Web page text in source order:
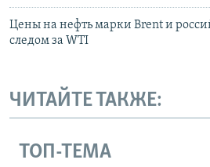
Цены на нефть марки Brent и
следом за WTI
ЧИТАЙТЕ ТАКЖЕ:
ТОП-ТЕМА